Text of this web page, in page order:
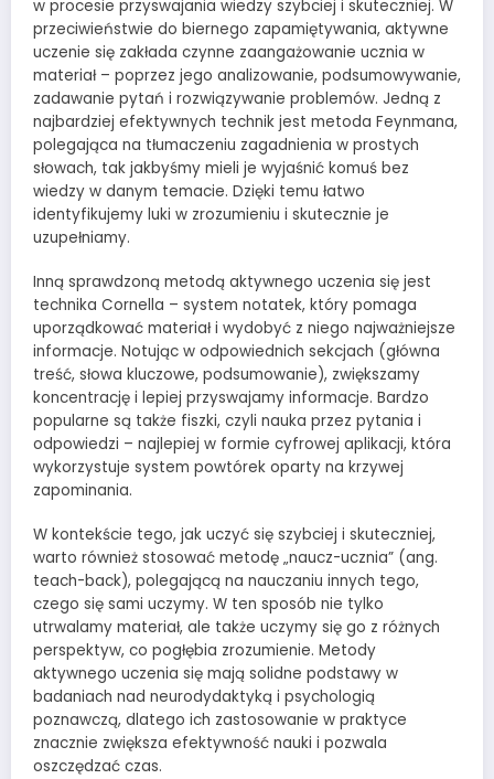
w procesie przyswajania wiedzy szybciej i skuteczniej. W
przeciwieństwie do biernego zapamiętywania, aktywne
uczenie się zakłada czynne zaangażowanie ucznia w
materiał – poprzez jego analizowanie, podsumowywanie,
zadawanie pytań i rozwiązywanie problemów. Jedną z
najbardziej efektywnych technik jest metoda Feynmana,
polegająca na tłumaczeniu zagadnienia w prostych
słowach, tak jakbyśmy mieli je wyjaśnić komuś bez
wiedzy w danym temacie. Dzięki temu łatwo
identyfikujemy luki w zrozumieniu i skutecznie je
uzupełniamy.
Inną sprawdzoną metodą aktywnego uczenia się jest
technika Cornella – system notatek, który pomaga
uporządkować materiał i wydobyć z niego najważniejsze
informacje. Notując w odpowiednich sekcjach (główna
treść, słowa kluczowe, podsumowanie), zwiększamy
koncentrację i lepiej przyswajamy informacje. Bardzo
popularne są także fiszki, czyli nauka przez pytania i
odpowiedzi – najlepiej w formie cyfrowej aplikacji, która
wykorzystuje system powtórek oparty na krzywej
zapominania.
W kontekście tego, jak uczyć się szybciej i skuteczniej,
warto również stosować metodę „naucz-ucznia” (ang.
teach-back), polegającą na nauczaniu innych tego,
czego się sami uczymy. W ten sposób nie tylko
utrwalamy materiał, ale także uczymy się go z różnych
perspektyw, co pogłębia zrozumienie. Metody
aktywnego uczenia się mają solidne podstawy w
badaniach nad neurodydaktyką i psychologią
poznawczą, dlatego ich zastosowanie w praktyce
znacznie zwiększa efektywność nauki i pozwala
oszczędzać czas.